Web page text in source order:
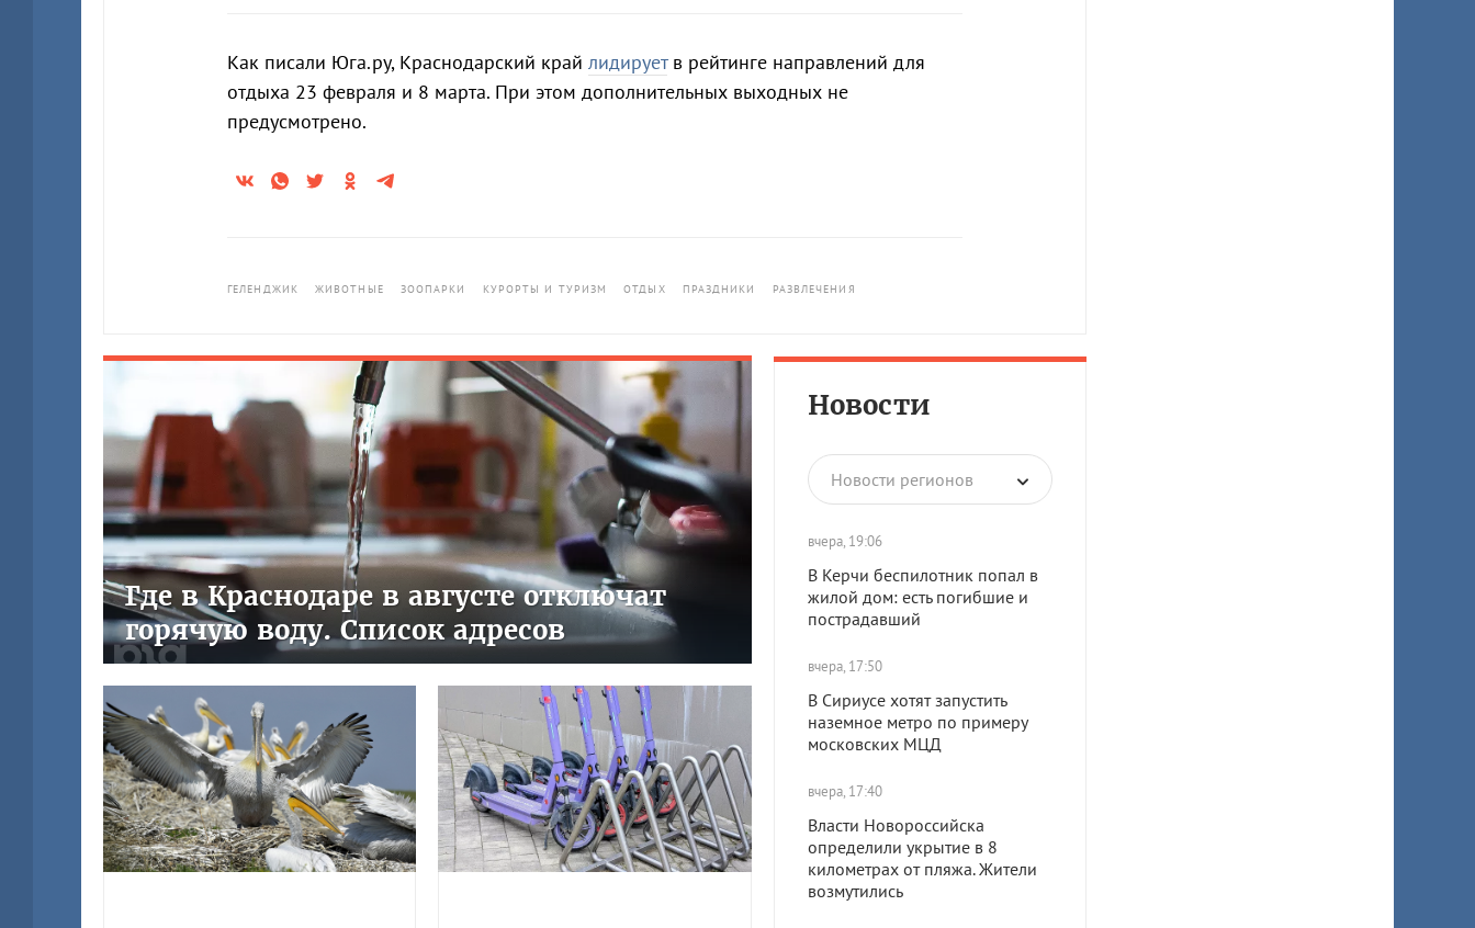
Как писали Юга.ру, Краснодарский край лидируетв рейтинге направлений для
отдыха 23 февраля и 8 марта. При этом дополнительных выходных не
предусмотрено.
ГЕЛЕНДЖИК ЖИВОТНЫЕ ЗООПАРКИ КУРОРТЫ И ТУРИЗМ ОТДЫХ ПРАЗДНИКИ РАЗВЛЕЧЕНИЯ
Новости
Новости регионов
вчера, 19:06
В Керчи беспилотник попал в
жилой дом: есть погибшие и
пострадавший
вчера, 17:50
В Сириусе хотят запустить
наземное метро по примеру
московских МЦД
вчера, 17:40
Власти Новороссийска
определили укрытие в 8
километрах от пляжа. Жители
возмутились
Где в Краснодаре в августе отключат
горячую воду. Список адресов